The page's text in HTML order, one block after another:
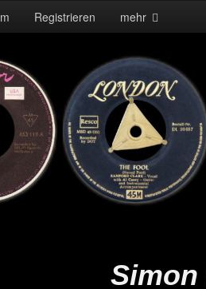
Registrieren mehr
Simon